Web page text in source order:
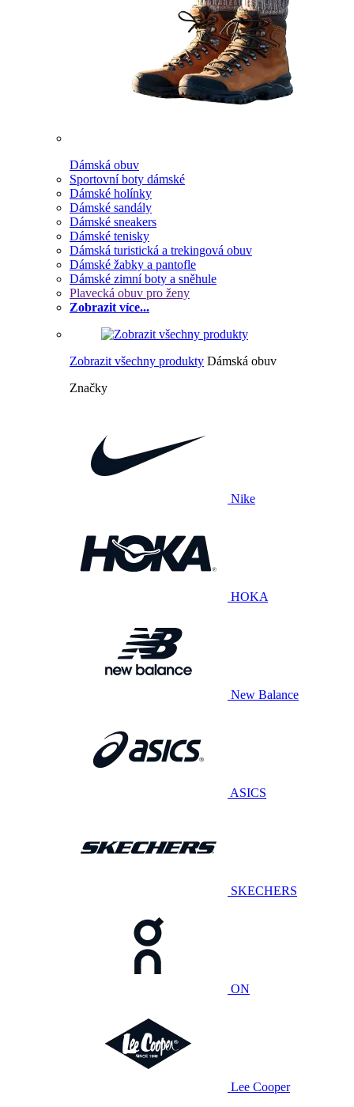
Dámská obuv
Sportovní boty dámské
Dámské holínky
Dámské sandály
Dámské sneakers
Dámské tenisky
Dámská turistická a trekingová obuv
Dámské žabky a pantofle
Dámské zimní boty a sněhule
Plavecká obuv pro ženy
Zobrazit více...
Zobrazit všechny produkty Dámská obuv
Značky
Nike
HOKA
New Balance
ASICS
SKECHERS
ON
Lee Cooper